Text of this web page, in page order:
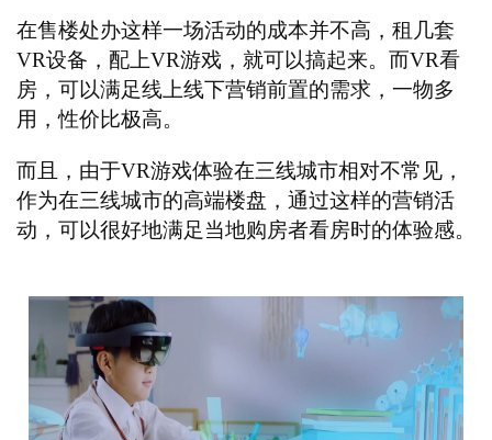
在售楼处办这样一场活动的成本并不高，租几套
VR设备，配上VR游戏，就可以搞起来。而VR看
房，可以满足线上线下营销前置的需求，一物多
用，性价比极高。
而且，由于VR游戏体验在三线城市相对不常见，
作为在三线城市的高端楼盘，通过这样的营销活
动，可以很好地满足当地购房者看房时的体验感。